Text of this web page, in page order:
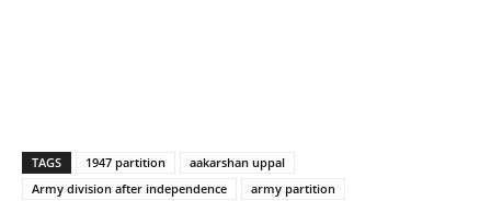
TAGS 1947 partition
aakarshan uppal
Army division after independence
army partition